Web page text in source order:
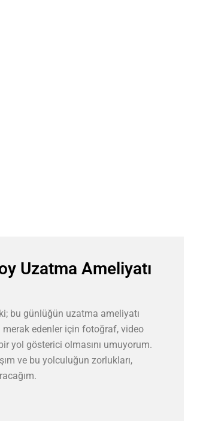
Uzatma Ameliyatı
bu günlüğün uzatma ameliyatı
edenler için fotoğraf, video
yol gösterici olmasını umuyorum.
ve bu yolculuğun zorlukları,